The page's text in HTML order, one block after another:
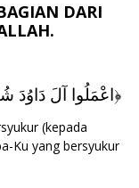
DARI
﴿اعْمَلُوا آلَ دَاوُدَ
(kepada
Ku yang bersyukur